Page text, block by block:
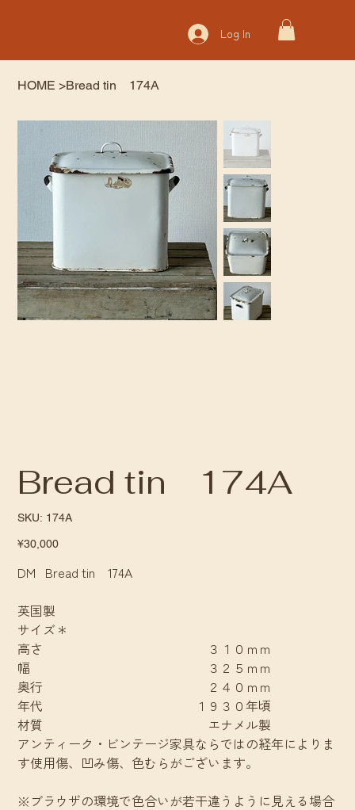
Log In
HOME >Bread tin 174A
Bread tin 174A
SKU: SKU
174A
174A
Price
¥30,000
DM Bread tin 174A
英国製
サイズ＊
高さ ３１０ｍｍ
幅 ３２５ｍｍ
奥行 ２４０ｍｍ
年代 １９３０年頃
材質 エナメル製
アンティーク・ビンテージ家具ならではの経年によりま
す使用傷、凹み傷、色むらがございます。
※ブラウザの環境で色合いが若干違うように見える場合